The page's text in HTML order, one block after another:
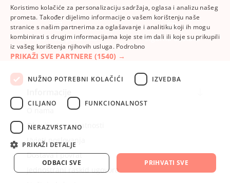
SSL sigurnost podataka Sigurna dostava
Obavijest o privatnosti
Uvjeti poslovanja
Dostava i povrat
Jednostrani raskid ugovora
Koristimo kolačiće za personalizaciju sadržaja, oglasa i analizu našeg
prometa. Također dijelimo informacije o vašem korištenju naše
stranice s našim partnerima za oglašavanje i analitiku koji ih mogu
kombinirati s drugim informacijama koje ste im dali ili koje su prikupili
iz vašeg korištenja njihovih usluga. Podrobno
PRIKAŽI SVE PARTNERE (1540) →
NUŽNO POTREBNI KOLAČIĆI IZVEDBA
CILJANO FUNKCIONALNOST
NERAZVRSTANO
PRIKAŽI DETALJE
PRIHVATI SVE
ODBACI SVE